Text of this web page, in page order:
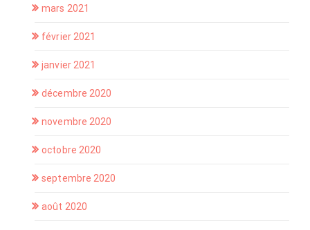
mars 2021
février 2021
janvier 2021
décembre 2020
novembre 2020
octobre 2020
septembre 2020
août 2020